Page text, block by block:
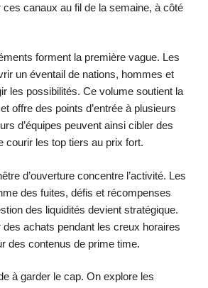
canaux au fil de la semaine, à côté
forment la première vague. Les
un éventail de nations, hommes et
les possibilités. Ce volume soutient la
offre des points d’entrée à plusieurs
d’équipes peuvent ainsi cibler des
courir les top tiers au prix fort.
d’ouverture concentre l’activité. Les
des fuites, défis et récompenses
des liquidités devient stratégique.
des achats pendant les creux horaires
des contenus de prime time.
à garder le cap. On explore les